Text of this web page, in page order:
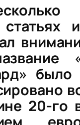
было
20-го